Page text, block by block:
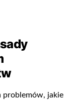
problemów, jakie